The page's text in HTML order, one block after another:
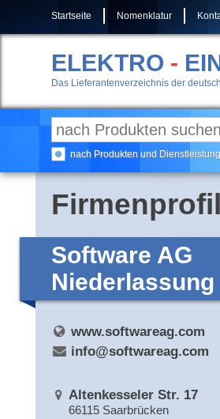
Startseite Nomenklatur
ELEKTRO -
Das Lieferantenverzeichnis der
nach Produkten und
Software AG
www.softwareag.com
info@softwareag.com
Altenkesseler Str. 17
66115 Saarbrücken